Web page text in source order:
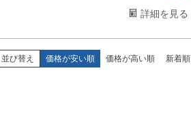
詳細を見る
並び替え 価格が安い順 価格が高い順 新着順